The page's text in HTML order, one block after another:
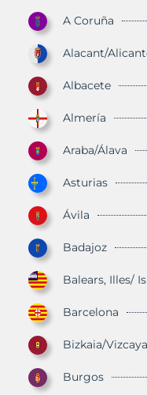
A Coruña
Alacant/
Albacete
Almería
Araba/Álava
Asturias
Ávila
Badajoz
Balears, Illes/
Barcelona
Bizkaia/Vizcaya
Burgos